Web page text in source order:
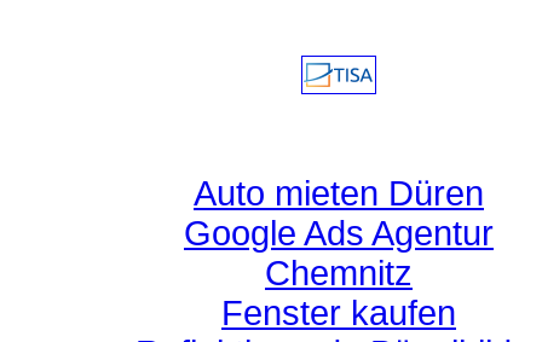
Auto mieten Düren
Google Ads Agentur
Chemnitz
Fenster kaufen